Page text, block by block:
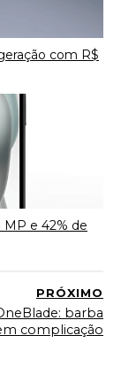
com R$
MP e 42% de
PRÓXIMO
barba
complicação